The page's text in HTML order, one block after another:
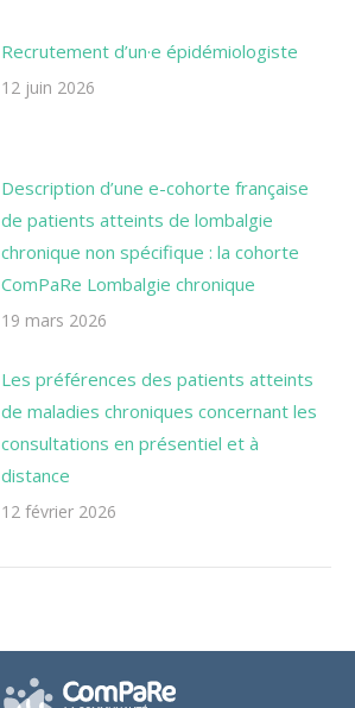
Recrutement d’un·e épidémiologiste
12 juin 2026
Description d’une e-cohorte française
de patients atteints de lombalgie
chronique non spécifique : la cohorte
ComPaRe Lombalgie chronique
19 mars 2026
Les préférences des patients atteints
de maladies chroniques concernant les
consultations en présentiel et à
distance
12 février 2026